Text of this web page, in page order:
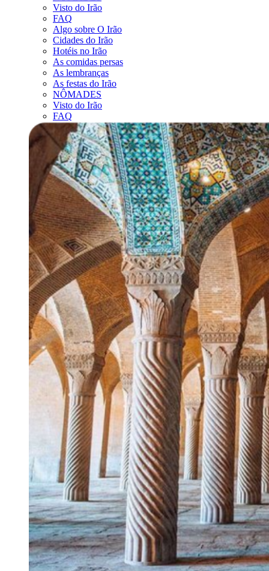
Visto do Irão
FAQ
Algo sobre O Irão
Cidades do Irão
Hotéis no Irão
As comidas persas
As lembranças
As festas do Irão
NÔMADES
Visto do Irão
FAQ